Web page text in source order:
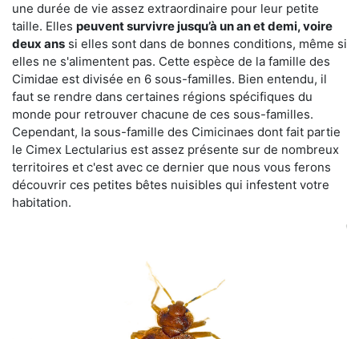
une durée de vie assez extraordinaire pour leur petite
taille. Elles peuvent survivre jusqu’à un an et demi, voire
deux ans si elles sont dans de bonnes conditions, même si
elles ne s'alimentent pas. Cette espèce de la famille des
Cimidae est divisée en 6 sous-familles. Bien entendu, il
faut se rendre dans certaines régions spécifiques du
monde pour retrouver chacune de ces sous-familles.
Cependant, la sous-famille des Cimicinaes dont fait partie
le Cimex Lectularius est assez présente sur de nombreux
territoires et c'est avec ce dernier que nous vous ferons
découvrir ces petites bêtes nuisibles qui infestent votre
habitation.